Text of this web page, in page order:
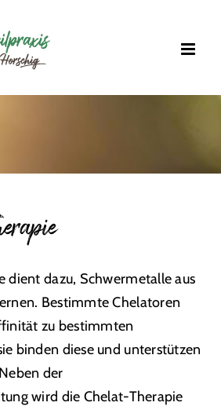
dient dazu, Schwermetalle aus
Bestimmte Chelatoren
zu bestimmten
binden diese und unterstützen
der
wird die Chelat-Therapie